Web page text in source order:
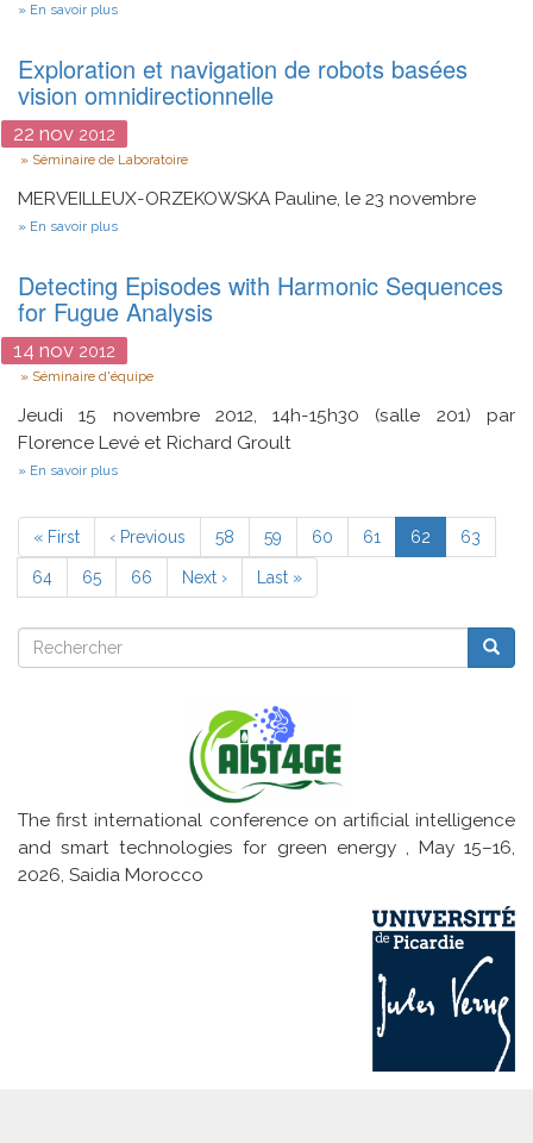
En savoir plus
réalisation
d’un
système
photovoltaïque...
Exploration et navigation de robots basées
vision omnidirectionnelle
22 nov 2012
Type
Séminaire de Laboratoire
MERVEILLEUX-ORZEKOWSKA Pauline, le 23 novembre
En savoir plus
navigation
de
robots
basées
omnidirectionnelle
Detecting Episodes with Harmonic Sequences
for Fugue Analysis
14 nov 2012
Type
Séminaire d'équipe
Jeudi 15 novembre 2012, 14h-15h30 (salle 201) par
Florence Levé et Richard Groult
En savoir plus
Harmonic
Sequences
for
Fugue
Pagination
Première
page
« First
Page
précédente
‹ Previous Page
58 Page
59 Page
60 Page
61
Page
courante
62 Page
63
Page
64 Page
65 Page
66
Page
suivante
Next ›
Dernière
page
Last »
Rechercher
Rechercher
The first international conference on artificial intelligence
and smart technologies for green energy , May 15–16,
2026, Saidia Morocco